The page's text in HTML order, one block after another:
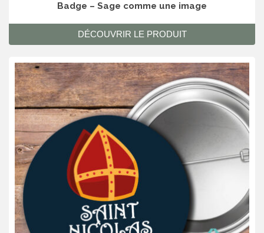
Badge – Sage comme une image
DÉCOUVRIR LE PRODUIT